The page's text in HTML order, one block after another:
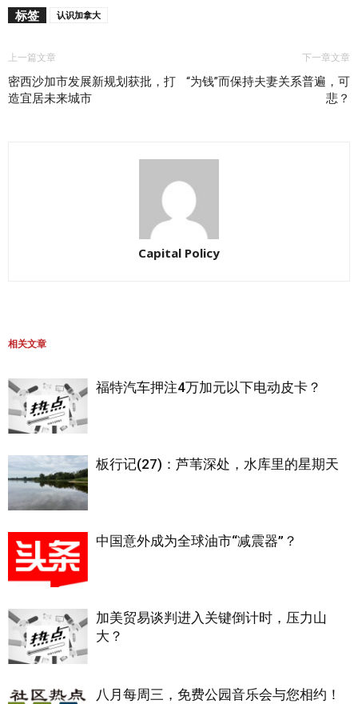
标签 认识加拿大
上一篇文章
密西沙加市发展新规划获批，打
造宜居未来城市
下一章文章
“为钱”而保持夫妻关系普遍，可
悲？
Capital Policy
相关文章
福特汽车押注4万加元以下电动皮卡？
板行记(27)：芦苇深处，水库里的星期天
中国意外成为全球油市“减震器”？
加美贸易谈判进入关键倒计时，压力山
大？
八月每周三，免费公园音乐会与您相约！